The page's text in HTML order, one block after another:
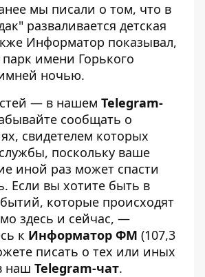
мы писали о том, что в
разваливается детская
Информатор показывал,
парк имени Горького
ночью.
— в нашем Telegram-
сообщать о
свидетелем которых
поскольку ваше
иной раз может спасти
Если вы хотите быть в
которые происходят
здесь и сейчас, —
к Информатор ФМ (107,3
писать о тех или иных
наш Telegram-чат.